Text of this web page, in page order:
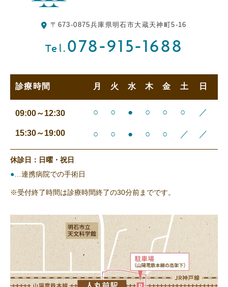
〒673-0875兵庫県明石市大蔵天神町5-16
Tel. 078-915-1688
診療時間 月 火 水 木 金 土 日
09:00～12:30 ○ ○ ● ○ ○ ○ ／
15:30～19:00 ○ ○ ● ○ ○ ／ ／
休診日：日曜・祝日
● …連携病院での手術日
※受付終了時間は診療時間終了の30分前までです。